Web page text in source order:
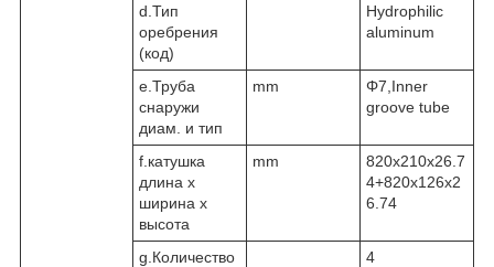
d.Тип
оребрения
(код)
Hydrophilic
aluminum
e.Труба
снаружи
диам. и тип
mm
Φ7,Inner
groove tube
f.катушка
длина х
ширина х
высота
mm
820x210x26.7
4+820x126x2
6.74
g.Количество
4